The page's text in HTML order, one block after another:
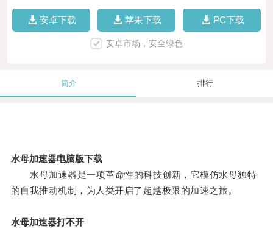
安卓下载 苹果下载 PC下载
安卓市场，安全绿色
简介 排行
水母加速器电脑版下载
水母加速器是一项革命性的科技创新，它模仿水母独特
的自我推动机制，为人类开启了超越极限的加速之旅。
水母加速器打不开